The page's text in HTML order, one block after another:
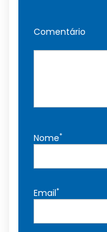
Comentário
Nome*
Email*